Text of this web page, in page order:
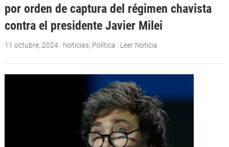
por orden de captura del régimen chavista
contra el presidente Javier Milei
11 octubre, 2024| Noticias, Política | Leer Noticia